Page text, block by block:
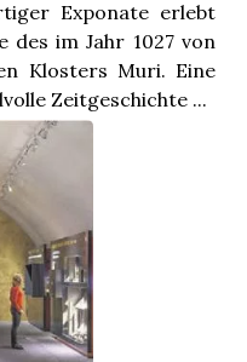
Exponate erlebt
des im Jahr 1027 von
Klosters Muri. Eine
Zeitgeschichte ...